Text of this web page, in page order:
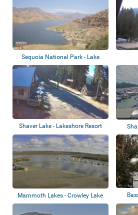
Sequoia National Park - Lake
Kaweah
Shaver Lake - Lakeshore Resort
Mammoth Lakes - Crowley Lake